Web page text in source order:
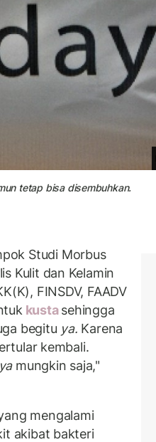
tetap bisa disembuhkan.
Studi Morbus
Kulit dan Kelamin
FINSDV, FAADV
kustasehingga
begitu ya. Karena
kembali.
yamungkin saja,"
mengalami
akibat bakteri